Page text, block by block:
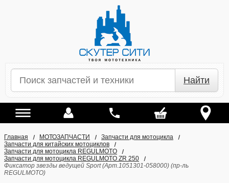
Найти
Главная МОТОЗАПЧАСТИ
Запчасти для мотоцикла
Запчасти для китайских мотоциклов
Запчасти для мотоцикла REGULMOTO
Запчасти для мотоцикла REGULMOTO ZR 250
Фиксатор звезды ведущей Sport (Арт.1051301-058000) (пр-ль
REGULMOTO)